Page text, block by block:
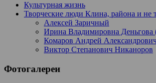
Культурная жизнь
Творческие люди Клина, района и не
Алексей Заричный
Ирина Владимировна Деньгова
Комаров Андрей
Виктор Степанович Никаноров
Фотогалереи